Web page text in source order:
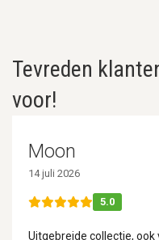
Tevreden
voor!
Moon
14 juli 2026
5.0
Uitgebreide collectie,